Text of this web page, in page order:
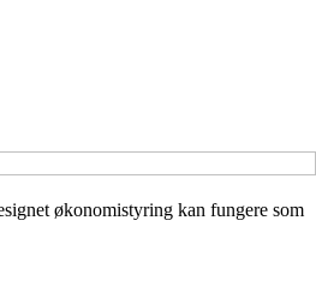
økonomistyring kan fungere som